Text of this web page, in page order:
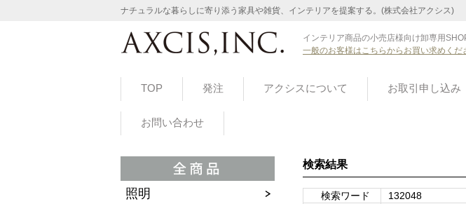
ナチュラルな暮らしに寄り添う家具や雑貨、インテリアを提案する。(株式会社アクシス)
インテリア商品の小売店様向け卸専用
一般のお客様はこちらからお買い求めくだ
TOP 発注 アクシスについて お取引申し込み
お問い合わせ
照明
検索結果
検索ワード
132048